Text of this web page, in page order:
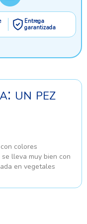
Entrega
garantizada
un pez
colores
lleva muy bien con
en vegetales